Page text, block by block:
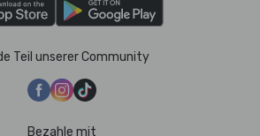
Teil unserer Community
Bezahle mit